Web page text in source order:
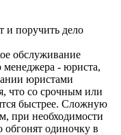
и поручить дело
обслуживание
менеджера - юриста,
юристами
что со срочным или
быстрее. Сложную
при необходимости
обгонят одиночку в